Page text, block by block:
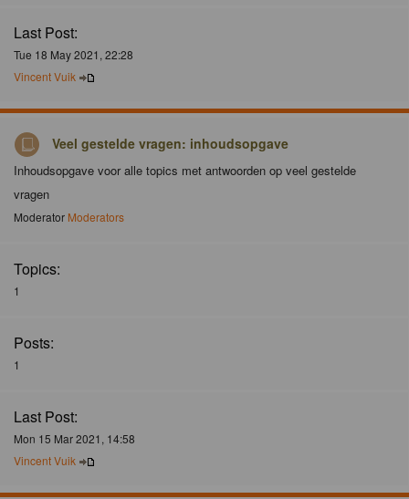
Last Post:
Tue 18 May 2021, 22:28
Vincent Vuik
Veel gestelde vragen: inhoudsopgave
Inhoudsopgave voor alle topics met antwoorden op veel gestelde
vragen
Moderator Moderators
Topics:
1
Posts:
1
Last Post:
Mon 15 Mar 2021, 14:58
Vincent Vuik